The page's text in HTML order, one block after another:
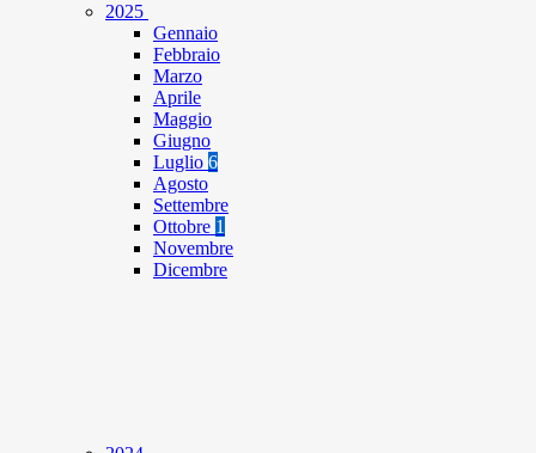
2025
Gennaio
Febbraio
Marzo
Aprile
Maggio
Giugno
Luglio 6
Agosto
Settembre
Ottobre 1
Novembre
Dicembre